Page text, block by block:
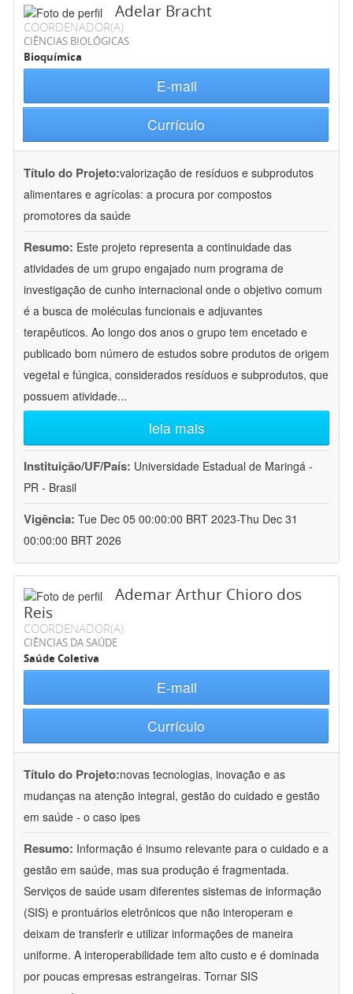
Adelar Bracht
COORDENADOR(A)
CIÊNCIAS BIOLÓGICAS
Bioquímica
E-mail
Currículo
Título do Projeto:valorização de resíduos e subprodutos
alimentares e agrícolas: a procura por compostos
promotores da saúde
Resumo: Este projeto representa a continuidade das
atividades de um grupo engajado num programa de
investigação de cunho internacional onde o objetivo comum
é a busca de moléculas funcionais e adjuvantes
terapêuticos. Ao longo dos anos o grupo tem encetado e
publicado bom número de estudos sobre produtos de origem
vegetal e fúngica, considerados resíduos e subprodutos, que
possuem atividade...
leia mais
Instituição/UF/País: Universidade Estadual de Maringá -
PR - Brasil
Vigência: Tue Dec 05 00:00:00 BRT 2023-Thu Dec 31
00:00:00 BRT 2026
Ademar Arthur Chioro dos
Reis
COORDENADOR(A)
CIÊNCIAS DA SAÚDE
Saúde Coletiva
E-mail
Currículo
Título do Projeto:novas tecnologias, inovação e as
mudanças na atenção integral, gestão do cuidado e gestão
em saúde - o caso ipes
Resumo: Informação é insumo relevante para o cuidado e a
gestão em saúde, mas sua produção é fragmentada.
Serviços de saúde usam diferentes sistemas de informação
(SIS) e prontuários eletrônicos que não interoperam e
deixam de transferir e utilizar informações de maneira
uniforme. A interoperabilidade tem alto custo e é dominada
por poucas empresas estrangeiras. Tornar SIS